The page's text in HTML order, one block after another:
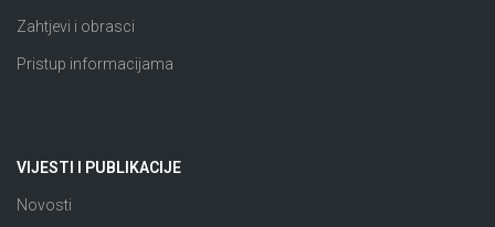
Zahtjevi i obrasci
Pristup informacijama
VIJESTI I PUBLIKACIJE
Novosti